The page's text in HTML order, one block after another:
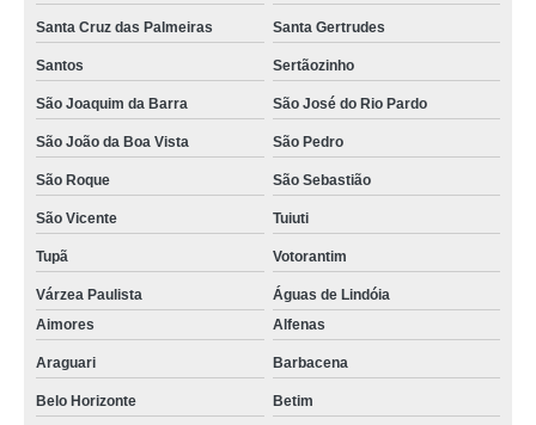
Santa Cruz das Palmeiras Santa Gertrudes
Santos Sertãozinho
São Joaquim da Barra São José do Rio Pardo
São João da Boa Vista São Pedro
São Roque São Sebastião
São Vicente Tuiuti
Tupã Votorantim
Várzea Paulista
Águas de Lindóia
Aimores
Alfenas
Araguari Barbacena
Belo Horizonte Betim